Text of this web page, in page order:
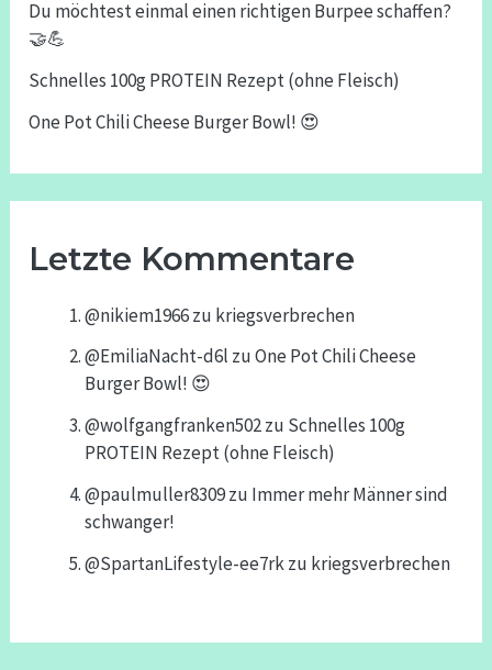
Du möchtest einmal einen richtigen Burpee schaffen?
🤝💪
Schnelles 100g PROTEIN Rezept (ohne Fleisch)
One Pot Chili Cheese Burger Bowl! 😍
Letzte Kommentare
@nikiem1966zu kriegsverbrechen
@EmiliaNacht-d6l zuOne Pot Chili Cheese
Burger Bowl! 😍
@wolfgangfranken502zu Schnelles 100g
PROTEIN Rezept (ohne Fleisch)
@paulmuller8309zu Immer mehr Männer sind
schwanger!
@SpartanLifestyle-ee7rkzu kriegsverbrechen